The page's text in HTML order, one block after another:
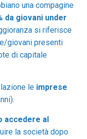
una compagine
da giovani under
si riferisce
giovani presenti
di capitale
le imprese
accedere al
la società dopo